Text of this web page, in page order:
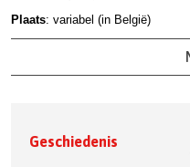
Plaats: variabel (in België)
Geschiedenis